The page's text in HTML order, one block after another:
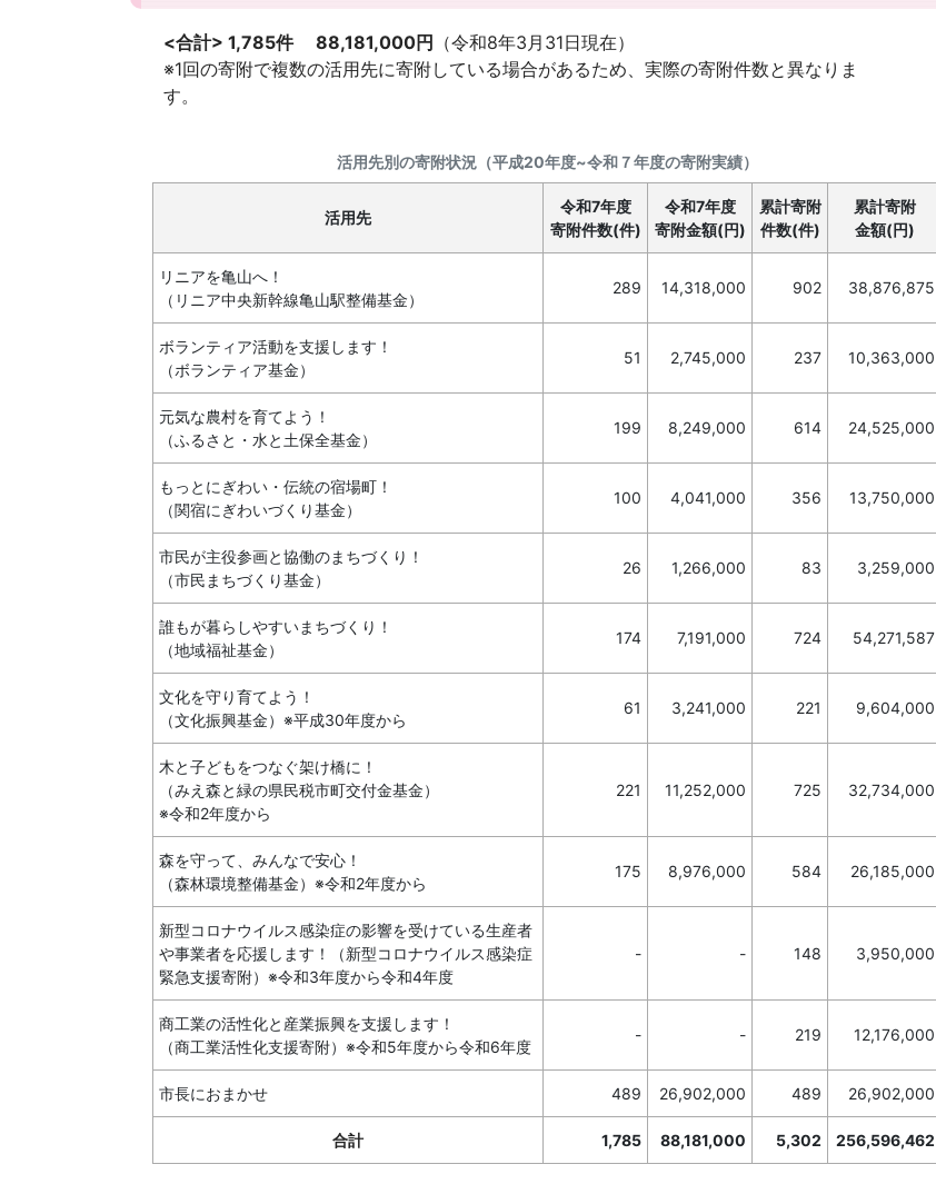
<合計> 1,785件 88,181,000円 （令和8年3月31日現在）
※1回の寄附で複数の活用先に寄附している場合があるため、実際の寄附件数と異なりま
す。
活用先別の寄附状況（平成20年度~令和７年度の寄附実績）
活用先
令和7年度
寄附件数(件)
令和7年度
寄附金額(円)
累計寄附
件数(件)
累計寄附
金額(円)
リニアを亀山へ！
（リニア中央新幹線亀山駅整備基金）
289 14,318,000 902 38,876,875
ボランティア活動を支援します！
（ボランティア基金）
51 2,745,000 237 10,363,000
元気な農村を育てよう！
（ふるさと・水と土保全基金）
199 8,249,000 614 24,525,000
もっとにぎわい・伝統の宿場町！
（関宿にぎわいづくり基金）
100 4,041,000 356 13,750,000
市民が主役参画と協働のまちづくり！
（市民まちづくり基金）
26 1,266,000 83 3,259,000
誰もが暮らしやすいまちづくり！
（地域福祉基金）
174 7,191,000 724 54,271,587
文化を守り育てよう！
（文化振興基金）※平成30年度から
61 3,241,000 221 9,604,000
木と子どもをつなぐ架け橋に！
（みえ森と緑の県民税市町交付金基金）
※令和2年度から
221 11,252,000 725 32,734,000
森を守って、みんなで安心！
（森林環境整備基金）※令和2年度から
175 8,976,000 584 26,185,000
新型コロナウイルス感染症の影響を受けている生産者
や事業者を応援します！（新型コロナウイルス感染症
緊急支援寄附）※令和3年度から令和4年度
- - 148 3,950,000
商工業の活性化と産業振興を支援します！
（商工業活性化支援寄附）※令和5年度から令和6年度
- - 219 12,176,000
市長におまかせ 489 26,902,000 489 26,902,000
合計 1,785 88,181,000 5,302 256,596,462